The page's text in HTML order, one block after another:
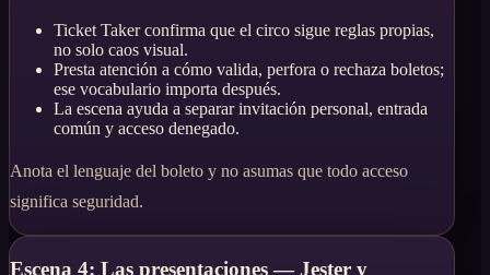
Ticket Taker confirma que el circo sigue reglas propias,
no solo caos visual.
Presta atención a cómo valida, perfora o rechaza boletos;
ese vocabulario importa después.
La escena ayuda a separar invitación personal, entrada
común y acceso denegado.
Anota el lenguaje del boleto y no asumas que todo acceso
significa seguridad.
Escena 4: Las presentaciones — Jester y